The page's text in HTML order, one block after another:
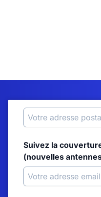
Suivez la
(nouvelles